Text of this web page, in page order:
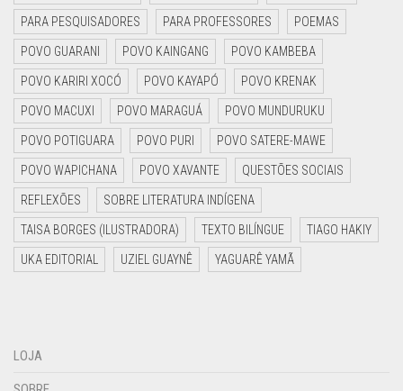
PARA PESQUISADORES PARA PROFESSORES POEMAS
POVO GUARANI POVO KAINGANG POVO KAMBEBA
POVO KARIRI XOCÓ POVO KAYAPÓ POVO KRENAK
POVO MACUXI POVO MARAGUÁ POVO MUNDURUKU
POVO POTIGUARA POVO PURI POVO SATERE-MAWE
POVO WAPICHANA POVO XAVANTE QUESTÕES SOCIAIS
REFLEXÕES SOBRE LITERATURA INDÍGENA
TAISA BORGES (ILUSTRADORA) TEXTO BILÍNGUE TIAGO HAKIY
UKA EDITORIAL UZIEL GUAYNÊ YAGUARÊ YAMÃ
LOJA